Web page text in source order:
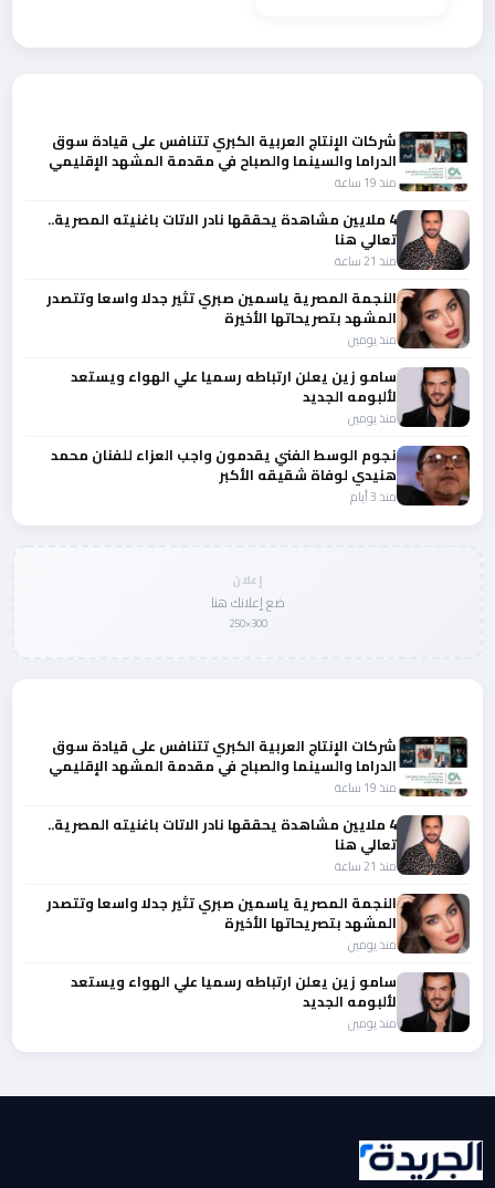
شركات الإنتاج العربية الكبري تتنافس على قيادة سوق
الدراما والسينما والصباح في مقدمة المشهد الإقليمي
منذ 19 ساعة
4 ملايين مشاهدة يحققها نادر الاتات باغنيته المصرية..
تعالي هنا
منذ 21 ساعة
النجمة المصرية ياسمين صبري تثير جدلا واسعا وتتصدر
المشهد بتصريحاتها الأخيرة
منذ يومين
سامو زين يعلن ارتباطه رسميا علي الهواء ويستعد
لألبومه الجديد
منذ يومين
نجوم الوسط الفني يقدمون واجب العزاء للفنان محمد
هنيدي لوفاة شقيقه الأكبر
منذ 3 أيام
إعلان
ضع إعلانك هنا
300×250
شركات الإنتاج العربية الكبري تتنافس على قيادة سوق
الدراما والسينما والصباح في مقدمة المشهد الإقليمي
منذ 19 ساعة
4 ملايين مشاهدة يحققها نادر الاتات باغنيته المصرية..
تعالي هنا
منذ 21 ساعة
النجمة المصرية ياسمين صبري تثير جدلا واسعا وتتصدر
المشهد بتصريحاتها الأخيرة
منذ يومين
سامو زين يعلن ارتباطه رسميا علي الهواء ويستعد
لألبومه الجديد
منذ يومين